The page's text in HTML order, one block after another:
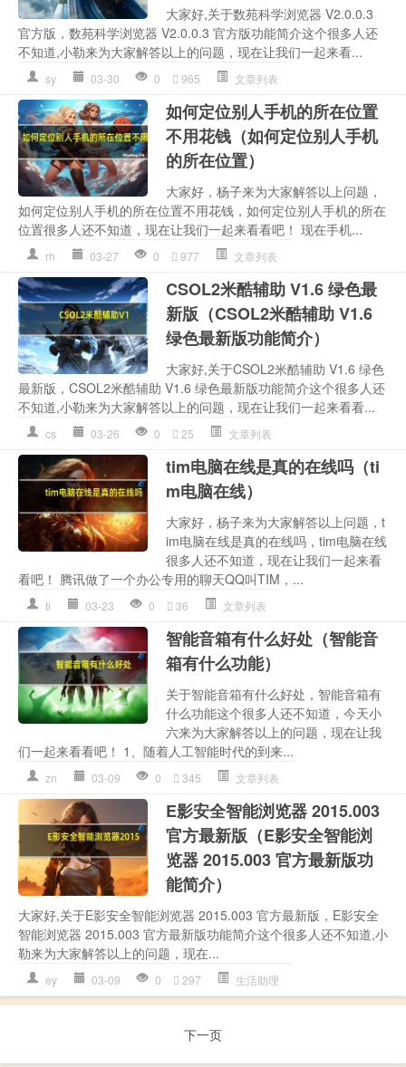
大家好,关于数苑科学浏览器 V2.0.0.3
官方版，数苑科学浏览器 V2.0.0.3 官方版功能简介这个很多人还
不知道,小勒来为大家解答以上的问题，现在让我们一起来看...
sy 03-30 0 965 文章列表
如何定位别人手机的所在位置
不用花钱（如何定位别人手机
的所在位置）
大家好，杨子来为大家解答以上问题，
如何定位别人手机的所在位置不用花钱，如何定位别人手机的所在
位置很多人还不知道，现在让我们一起来看看吧！ 现在手机...
rh 03-27 0 977 文章列表
CSOL2米酷辅助 V1.6 绿色最
新版（CSOL2米酷辅助 V1.6
绿色最新版功能简介）
大家好,关于CSOL2米酷辅助 V1.6 绿色
最新版，CSOL2米酷辅助 V1.6 绿色最新版功能简介这个很多人还
不知道,小勒来为大家解答以上的问题，现在让我们一起来看看...
cs 03-26 0 25 文章列表
tim电脑在线是真的在线吗（ti
m电脑在线）
大家好，杨子来为大家解答以上问题，t
im电脑在线是真的在线吗，tim电脑在线
很多人还不知道，现在让我们一起来看
看吧！ 腾讯做了一个办公专用的聊天QQ叫TIM，...
ti 03-23 0 36 文章列表
智能音箱有什么好处（智能音
箱有什么功能）
关于智能音箱有什么好处，智能音箱有
什么功能这个很多人还不知道，今天小
六来为大家解答以上的问题，现在让我
们一起来看看吧！ 1、‍‍随着人工智能时代的到来...
zn 03-09 0 345 文章列表
E影安全智能浏览器 2015.003
官方最新版（E影安全智能浏
览器 2015.003 官方最新版功
能简介）
大家好,关于E影安全智能浏览器 2015.003 官方最新版，E影安全
智能浏览器 2015.003 官方最新版功能简介这个很多人还不知道,小
勒来为大家解答以上的问题，现在...
ey 03-09 0 297 生活助理
下一页